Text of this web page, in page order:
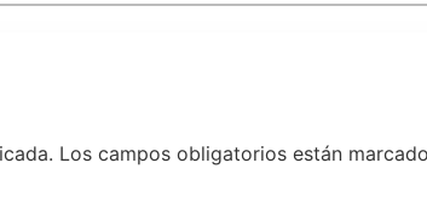
Los campos obligatorios están